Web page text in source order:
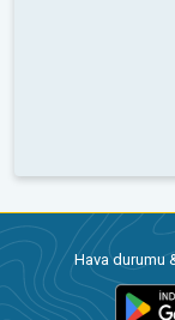
Hava durumu